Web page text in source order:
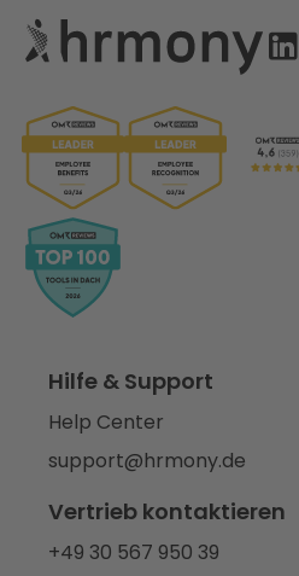
Hilfe & Support
Help Center
support@hrmony.de
Vertrieb kontaktieren
+49 30 567 950 39